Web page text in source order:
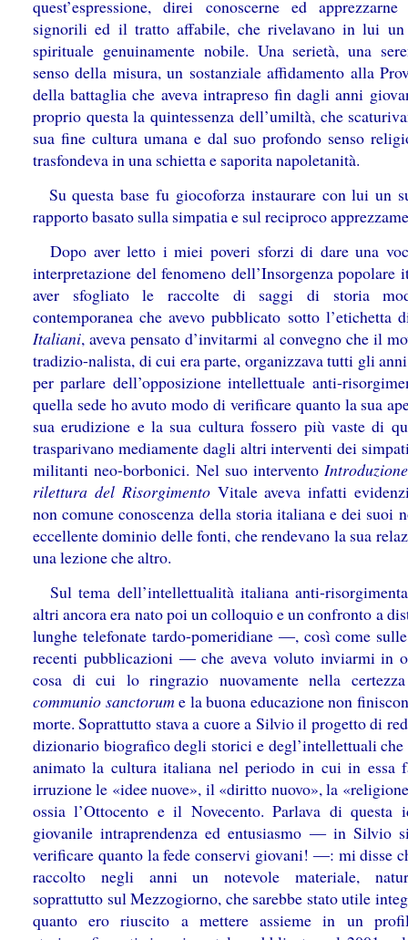
quest’espressione, direi conoscerne ed
signorili ed il tratto affabile, che rivelavano in lui
spirituale genuinamente nobile. Una serietà, una
senso della misura, un sostanziale affidamento alla
della battaglia che aveva intrapreso fin dagli anni
proprio questa la quintessenza dell’umiltà, che
sua fine cultura umana e dal suo profondo senso
trasfondeva in una schietta e saporita napoletanità.
Su questa base fu giocoforza instaurare con lui un
rapporto basato sulla simpatia e sul reciproco
Dopo aver letto i miei poveri sforzi di dare una
interpretazione del fenomeno dell’Insorgenza popolare
aver sfogliato le raccolte di saggi di storia
contemporanea che avevo pubblicato sotto l’etichetta
Italiani, aveva pensato d’invitarmi al convegno che il
tradizio-nalista, di cui era parte, organizzava tutti gli
per parlare dell’opposizione intellettuale anti-
quella sede ho avuto modo di verificare quanto la sua
sua erudizione e la sua cultura fossero più vaste di
trasparivano mediamente dagli altri interventi dei
militanti neo-borbonici. Nel suo intervento
rilettura del Risorgimento Vitale aveva infatti
non comune conoscenza della storia italiana e dei suoi
eccellente dominio delle fonti, che rendevano la sua
una lezione che altro.
Sul tema dell’intellettualità italiana anti-
altri ancora era nato poi un colloquio e un confronto a
lunghe telefonate tardo-pomeridiane ―, così come
recenti pubblicazioni ― che aveva voluto inviarmi in
cosa di cui lo ringrazio nuovamente nella
communio sanctorume la buona educazione non
morte. Soprattutto stava a cuore a Silvio il progetto di
dizionario biografico degli storici e degl’intellettuali che
animato la cultura italiana nel periodo in cui in essa
irruzione le «idee nuove», il «diritto nuovo», la
ossia l’Ottocento e il Novecento. Parlava di questa
giovanile intraprendenza ed entusiasmo ― in Silvio
verificare quanto la fede conservi giovani! ―: mi disse
raccolto negli anni un notevole materiale,
soprattutto sul Mezzogiorno, che sarebbe stato utile
quanto ero riuscito a mettere assieme in un